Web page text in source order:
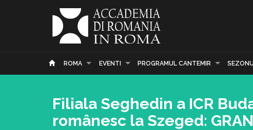
ROMA EVENTI PROGRAMUL CANTEMIR
Filiala Seghedin a ICR
românesc la Szeged: